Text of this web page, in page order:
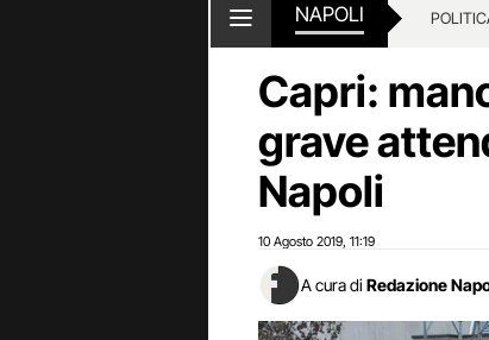
NAPOLI
Capri:
grave
Napoli
10 Agosto 2019 11:19
A cura di Redazione